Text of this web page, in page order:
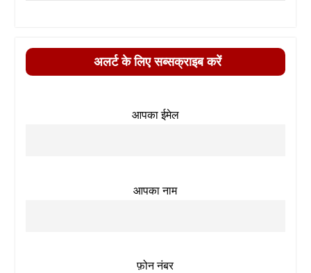
अलर्ट के लिए सब्सक्राइब करें
आपका ईमेल
आपका नाम
फ़ोन नंबर